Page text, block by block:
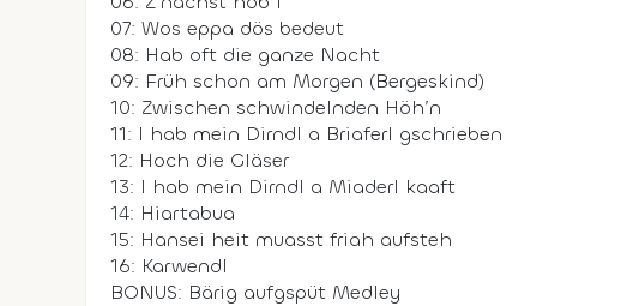
07: Wos eppa dös bedeut
08: Hab oft die ganze Nacht
09: Früh schon am Morgen (Bergeskind)
10: Zwischen schwindelnden Höh’n
11: I hab mein Dirndl a Briaferl gschrieben
12: Hoch die Gläser
13: I hab mein Dirndl a Miaderl kaaft
14: Hiartabua
15: Hansei heit muasst friah aufsteh
16: Karwendl
BONUS: Bärig aufgspüt Medley